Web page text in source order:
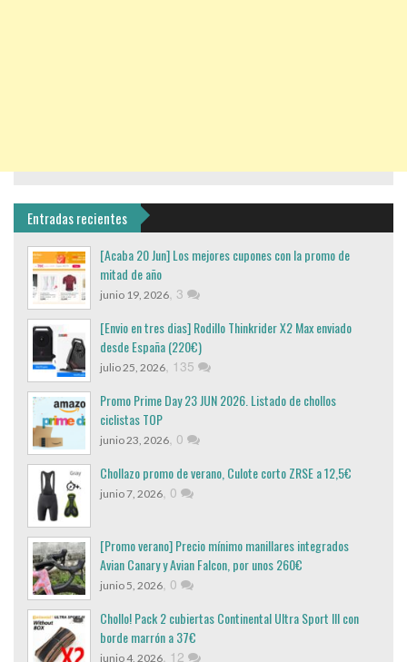
Entradas recientes
[Acaba 20 Jun] Los mejores cupones con la promo de
mitad de año
junio 19, 2026, 3
[Envio en tres dias] Rodillo Thinkrider X2 Max enviado
desde España (220€)
julio 25, 2026, 135
Promo Prime Day 23 JUN 2026. Listado de chollos
ciclistas TOP
junio 23, 2026, 0
Chollazo promo de verano, Culote corto ZRSE a 12,5€
junio 7, 2026, 0
[Promo verano] Precio mínimo manillares integrados
Avian Canary y Avian Falcon, por unos 260€
junio 5, 2026, 0
Chollo! Pack 2 cubiertas Continental Ultra Sport III con
borde marrón a 37€
junio 4, 2026, 12